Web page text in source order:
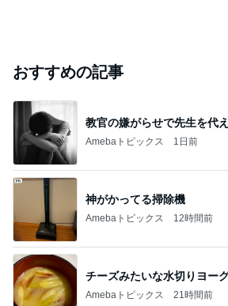
おすすめの記事
教官の嫌がらせで先生を代
Amebaトピックス 1日前
神がかってる掃除機
Amebaトピックス 12時間前
チーズみたいな水切りヨー
Amebaトピックス 21時間前